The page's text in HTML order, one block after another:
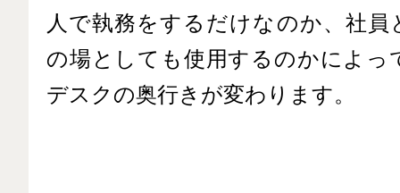
人で執務をするだけなのか、社員
の場としても使用するのかによっ
デスクの奥行きが変わります。